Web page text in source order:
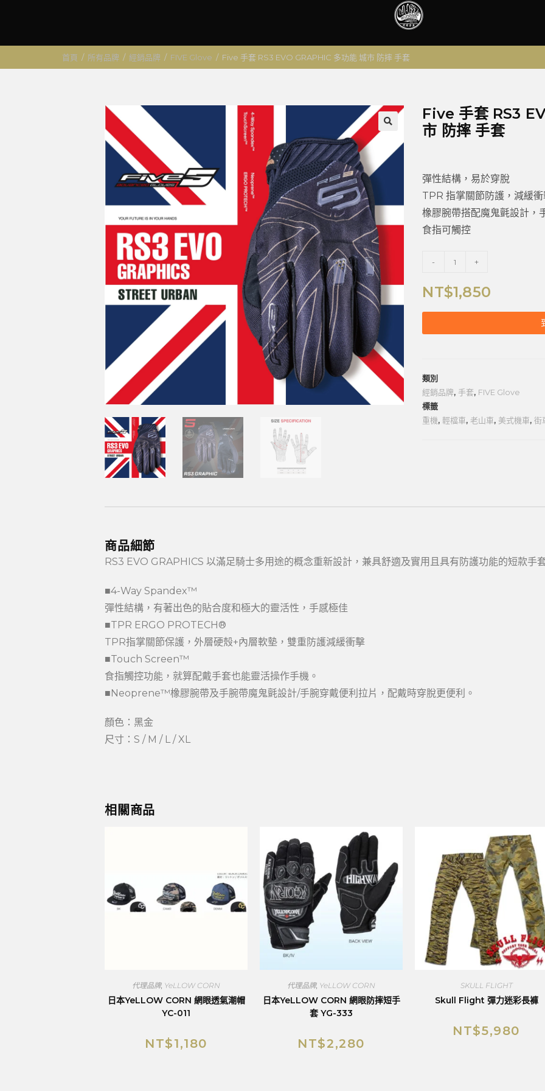
首頁 / 所有品牌 / 經銷品牌 / FIVE Glove / Five 手套 RS3 EVO GRAPHIC 多功能 城市 防摔 手套
Five 手套 RS3
市 防摔 手套
彈性結構，易於穿脫
TPR 指掌關節防護，減緩
橡膠腕帶搭配魔鬼氈設計，
食指可觸控
- +
NT$1,850
類別
經銷品牌,手套, FIVE Glove
標籤
重機, 輕檔車, 老山車, 美式機車,街
商品細節
RS3 EVO GRAPHICS 以滿足騎士多用途的概念重新設計，兼具舒適及實用且具有防護功能的短款手
■4-Way Spandex™
彈性結構，有著出色的貼合度和極大的靈活性，手感極佳
■TPR ERGO PROTECH®
TPR指掌關節保護，外層硬殼+內層軟墊，雙重防護減緩衝擊
■Touch Screen™
食指觸控功能，就算配戴手套也能靈活操作手機。
■Neoprene™橡膠腕帶及手腕帶魔鬼氈設計/手腕穿戴便利拉片，配戴時穿脫更便利。
顏色：黑金
尺寸：S / M / L / XL
相關商品
代理品牌, YeLLOW CORN
日本YeLLOW CORN 網眼透氣潮帽
YC-011
NT$1,180
代理品牌, YeLLOW CORN
日本YeLLOW CORN 網眼防摔短手
套 YG-333
NT$2,280
SKULL FLIGHT
Skull Flight 彈力迷彩長褲
NT$5,980